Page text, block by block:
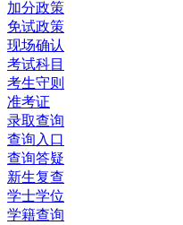
加分政策
免试政策
现场确认
考试科目
考生守则
准考证
录取查询
查询入口
查询答疑
新生复查
学士学位
学籍查询